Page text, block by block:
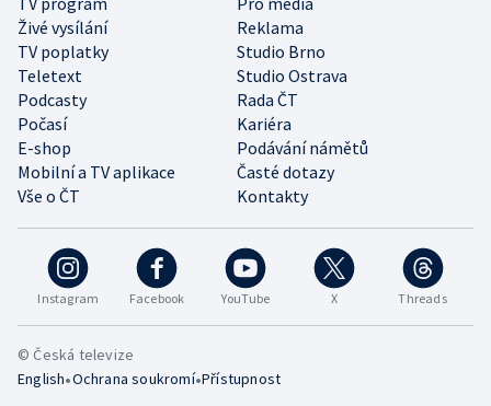
Instagram Facebook YouTube X Threads
Živé vysílání
Reklama
TV poplatky
Studio Brno
Teletext
Studio Ostrava
Podcasty
Rada ČT
Počasí
Kariéra
E-shop
Podávání námětů
Mobilní a TV aplikace
Časté dotazy
Vše o ČT
Kontakty
© Česká televize
English•Ochrana soukromí•Přístupnost